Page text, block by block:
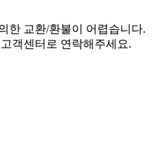
한 교환/환불이 어렵습니다.
객센터로 연락해주세요.